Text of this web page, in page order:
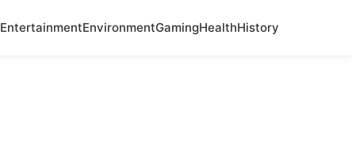
EntertainmentEnvironmentGamingHealthHistory